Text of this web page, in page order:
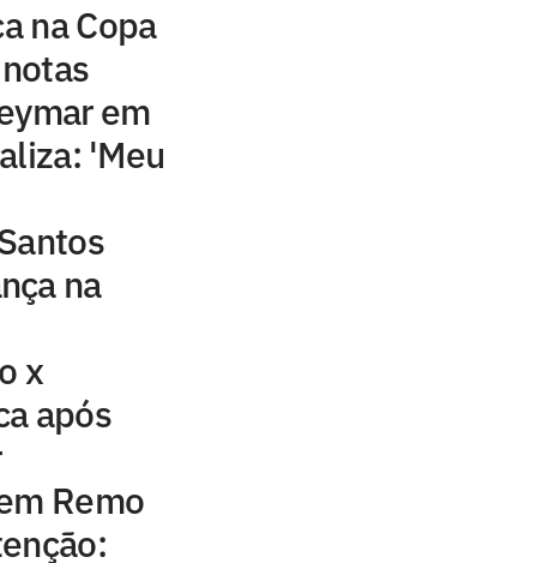
na Copa
em
'Meu
na
x
após
Remo